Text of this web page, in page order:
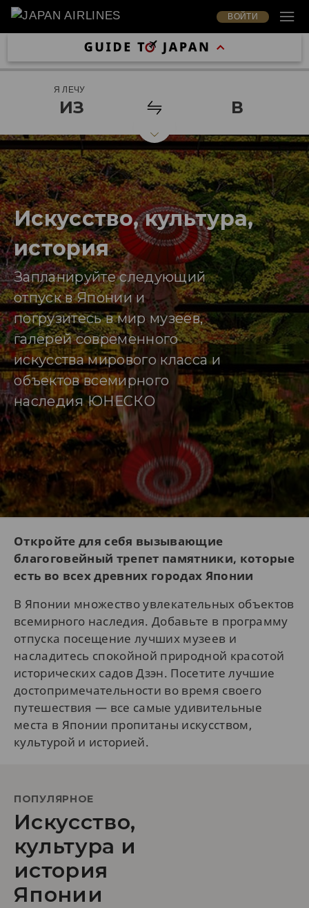
ВОЙТИ
Я ЛЕЧУ
ИЗ В
Искусство, культура,
история
Запланируйте следующий
отпуск в Японии и
погрузитесь в мир музеев,
галерей современного
искусства мирового класса и
объектов всемирного
наследия ЮНЕСКО
Откройте для себя вызывающие
благоговейный трепет памятники, которые
есть во всех древних городах Японии
В Японии множество увлекательных объектов
всемирного наследия. Добавьте в программу
отпуска посещение лучших музеев и
насладитесь спокойной природной красотой
исторических садов Дзэн. Посетите лучшие
достопримечательности во время своего
путешествия — все самые удивительные
места в Японии пропитаны искусством,
культурой и историей.
ПОПУЛЯРНОЕ
Искусство,
культура и
история
Японии